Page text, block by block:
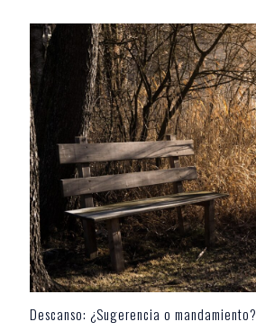
Descanso: ¿Sugerencia o mandamiento?